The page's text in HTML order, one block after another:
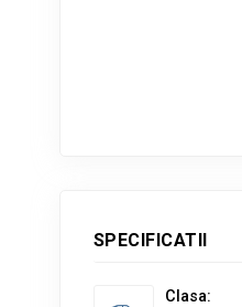
SPECIFICATII
Clasa: